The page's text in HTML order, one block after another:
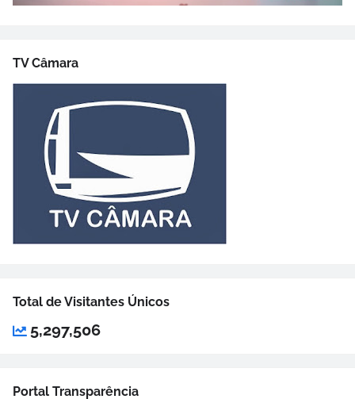
TV Câmara
Total de Visitantes Únicos
5,297,506
Portal Transparência